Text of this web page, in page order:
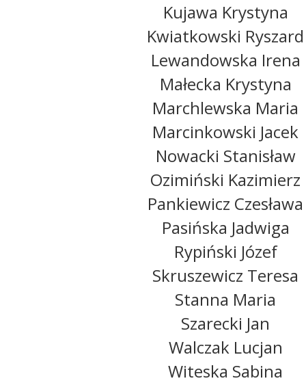
Kujawa Krystyna
Kwiatkowski Ryszard
Lewandowska Irena
Małecka Krystyna
Marchlewska Maria
Marcinkowski Jacek
Nowacki Stanisław
Ozimiński Kazimierz
Pankiewicz Czesława
Pasińska Jadwiga
Rypiński Józef
Skruszewicz Teresa
Stanna Maria
Szarecki Jan
Walczak Lucjan
Witeska Sabina